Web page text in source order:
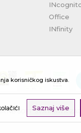
Office
INfinity
NB SOFT . SVA PRAVA
korisničkog iskustva.
Saznaj više